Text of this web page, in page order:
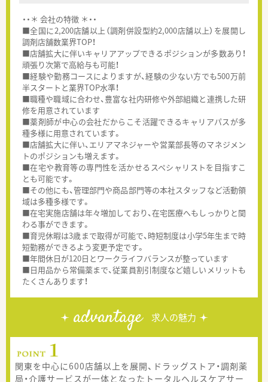
・・＊ 会社の特徴 ＊・・
■全国に2,200店舗以上（調剤併設型約2,000店舗以上）を展開し
調剤店舗数業界TOP！
■店舗拡大に伴いキャリアアップできるポジションが多数あり！
頑張り次第で高給与も可能！
■経験や勤務コースによりますが、経験の少ない方でも500万前
半スタートと業界TOP水準！
■職種や職域に合わせ、豊富な社内研修や外部組織と連携した研
修を用意されています
■薬剤師が中心の会社だからこそ活躍できるキャリアパスが多
種多様に用意されています。
■店舗拡大に伴い、エリアマネジャーや営業部長等のマネジメン
トのポジションも増えます。
■在宅や教育等の専門性を活かせるスペシャリストを目指すこ
とも可能です。
■その他にも、管理部門や商品部門等の本社スタッフなど活動領
域は多種多様です。
■在宅実施店舗は年々増加しており、在宅医療へもしっかりと関
わる事ができます。
■育児休暇は3歳まで取得が可能で、時短制度は小学5年生まで時
短勤務ができるよう変更予定です。
■年間休日が120日とワークライフバランスが整っています
■日用品から常備薬まで、従業員割引制度など嬉しいメリットも
たくさんあります！
advantage 求人の魅力
関東を中心に600店舗以上を展開、ドラッグストア・調剤薬
局・介護サービスが一体となったトータルヘルスケアサー